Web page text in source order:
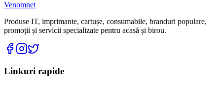
Venomnet
Produse IT, imprimante, cartușe, consumabile, branduri populare,
promoții și servicii specializate pentru acasă și birou.
Linkuri rapide